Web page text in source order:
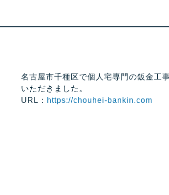
名古屋市千種区で個人宅専門の鈑金工
いただきました。
URL： https://chouhei-bankin.com